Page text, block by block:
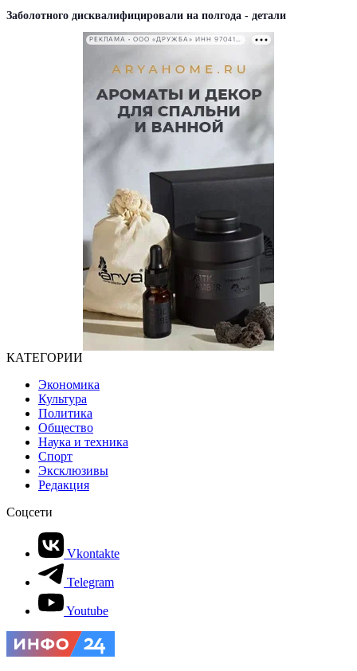
Заболотного дисквалифицировали на полгода - детали
РЕКЛАМА • ООО «ДРУЖБА» ИНН 9704146411
КАТЕГОРИИ
Экономика
Культура
Политика
Общество
Наука и техника
Спорт
Эксклюзивы
Редакция
Соцсети
Vkontakte
Telegram
Youtube